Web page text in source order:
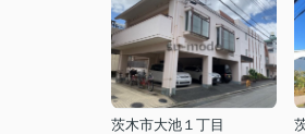
茨木市大池１丁目